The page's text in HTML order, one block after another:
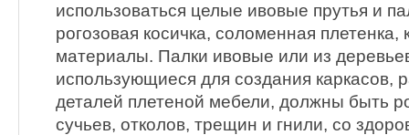
использоваться целые ивовые прутья и
рогозовая косичка, соломенная плетенка,
материалы. Палки ивовые или из
использующиеся для создания каркасов,
деталей плетеной мебели, должны быть
сучьев, отколов, трещин и гнили, со